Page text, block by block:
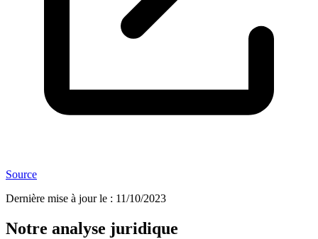
Source
Dernière mise à jour le : 11/10/2023
Notre analyse juridique